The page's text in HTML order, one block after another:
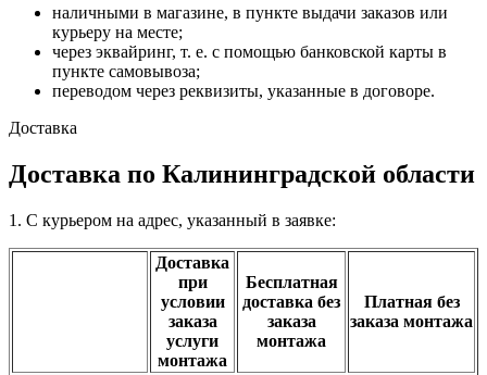
наличными в магазине, в пункте выдачи заказов или
курьеру на месте;
через эквайринг, т. е. с помощью банковской карты в
пункте самовывоза;
переводом через реквизиты, указанные в договоре.
Доставка
Доставка по Калининградской области
1. С курьером на адрес, указанный в заявке:
Доставка
при
условии
заказа
услуги
монтажа
Бесплатная
доставка без
заказа
монтажа
Платная без
заказа монтажа